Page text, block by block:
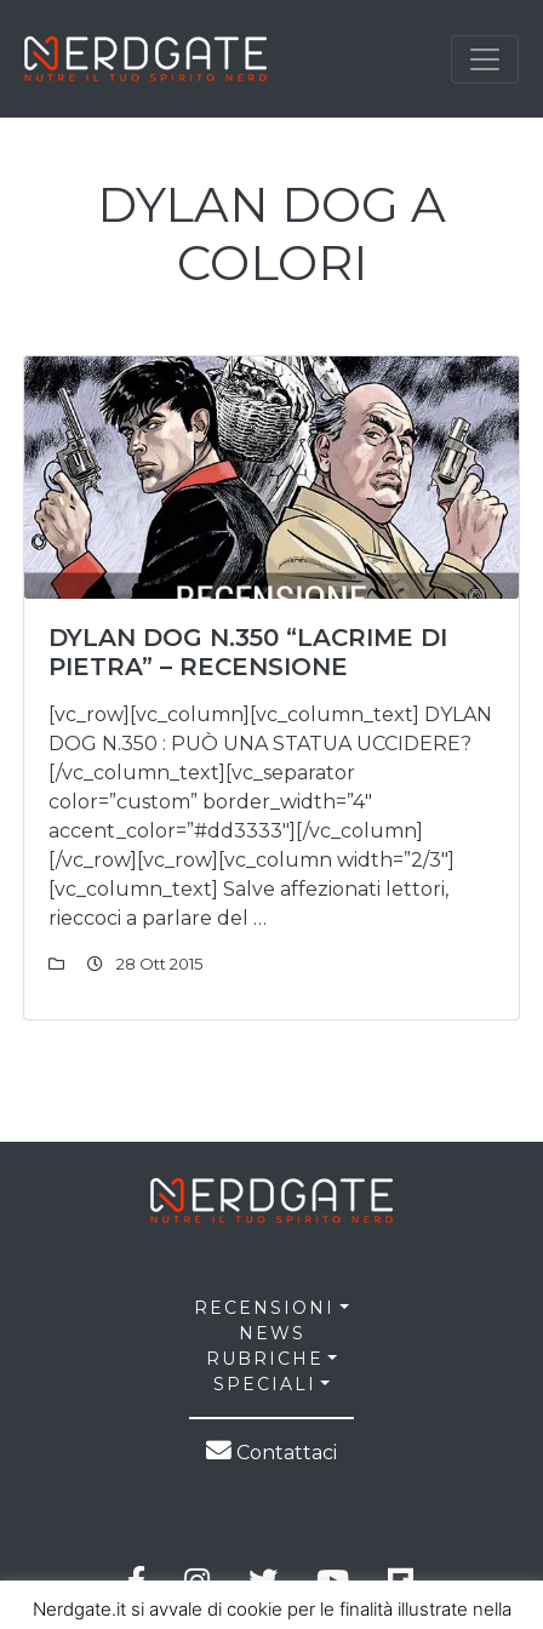
DYLAN DOG A
COLORI
DYLAN DOG N.350 “LACRIME DI
PIETRA” – RECENSIONE
[vc_row][vc_column][vc_column_text] DYLAN
DOG N.350 : PUÒ UNA STATUA UCCIDERE?
[/vc_column_text][vc_separator
color=”custom” border_width=”4″
accent_color=”#dd3333″][/vc_column]
[/vc_row][vc_row][vc_column width=”2/3″]
[vc_column_text] Salve affezionati lettori,
rieccoci a parlare del …
28 Ott 2015
RECENSIONI
NEWS
RUBRICHE
SPECIALI
Contattaci
Nerdgate.it si avvale di cookie per le finalità illustrate nella